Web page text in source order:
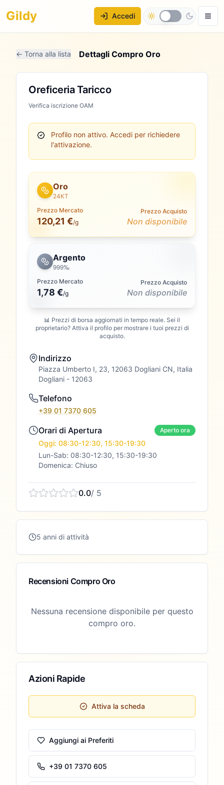
Gildy Accedi
← Torna alla lista Dettagli Compro Oro
Oreficeria Taricco
Verifica iscrizione OAM
Profilo non attivo. Accedi per richiedere
l'attivazione.
Oro
24KT
Prezzo Mercato
120,21 €/g
Prezzo Acquisto
Non disponibile
Argento
999‰
Prezzo Mercato
1,78 €/g
Prezzo Acquisto
Non disponibile
📊 Prezzi di borsa aggiornati in tempo reale. Sei il
proprietario? Attiva il profilo per mostrare i tuoi prezzi di
acquisto.
Indirizzo
Piazza Umberto I, 23, 12063 Dogliani CN, Italia
Dogliani - 12063
Telefono
+39 01 7370 605
Orari di Apertura Aperto ora
Oggi: 08:30-12:30, 15:30-19:30
Lun-Sab: 08:30-12:30, 15:30-19:30
Domenica: Chiuso
0.0/ 5
5 anni di attività
Recensioni Compro Oro
Nessuna recensione disponibile per questo
compro oro.
Azioni Rapide
Attiva la scheda
Aggiungi ai Preferiti
+39 01 7370 605